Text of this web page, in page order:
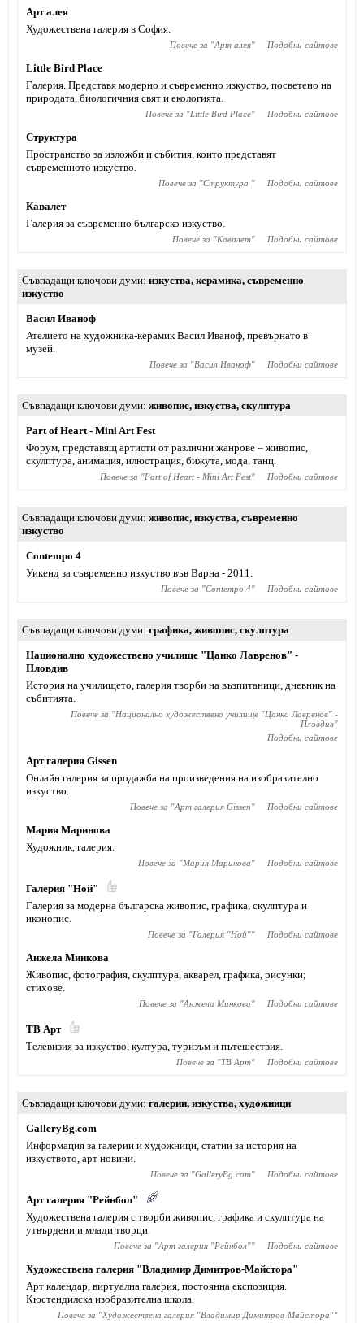
Арт алея
Художествена галерия в София.
Повече за "Арт алея" Подобни сайтове
Little Bird Place
Галерия. Представя модерно и съвременно изкуство, посветено на
природата, биологичния свят и екологията.
Повече за "Little Bird Place" Подобни сайтове
Структура
Пространство за изложби и събития, които представят
съвременното изкуство.
Повече за "Структура " Подобни сайтове
Кавалет
Галерия за съвременно българско изкуство.
Повече за "Кавалет" Подобни сайтове
Съвпадащи ключови думи изкуства, керамика, съвременно
изкуство
Васил Иваноф
Ателието на художника-керамик Васил Иваноф, превърнато в
музей.
Повече за "Васил Иваноф" Подобни сайтове
Съвпадащи ключови думи живопис, изкуства, скулптура
Part of Heart - Mini Art Fest
Форум, представящ артисти от различни жанрове – живопис,
скулптура, анимация, илюстрация, бижута, мода, танц.
Повече за "Part of Heart - Mini Art Fest" Подобни сайтове
Съвпадащи ключови думи живопис, изкуства, съвременно
изкуство
Contempo 4
Уикенд за съвременно изкуство във Варна - 2011.
Повече за "Contempo 4" Подобни сайтове
Съвпадащи ключови думи графика, живопис, скулптура
Национално художествено училище "Цанко Лавренов" -
Пловдив
История на училището, галерия творби на възпитаници, дневник на
събитията.
Повече за "Национално художествено училище "Цанко Лавренов" -
Пловдив"
Подобни сайтове
Арт галерия Gissen
Онлайн галерия за продажба на произведения на изобразително
изкуство.
Повече за "Арт галерия Gissen" Подобни сайтове
Мария Маринова
Художник, галерия.
Повече за "Мария Маринова" Подобни сайтове
Галерия "Ной"
Галерия за модерна българска живопис, графика, скулптура и
иконопис.
Повече за "Галерия "Ной"" Подобни сайтове
Анжела Минкова
Живопис, фотография, скулптура, акварел, графика, рисунки;
стихове.
Повече за "Анжела Минкова" Подобни сайтове
ТВ Арт
Телевизия за изкуство, култура, туризъм и пътешествия.
Повече за "ТВ Арт" Подобни сайтове
Съвпадащи ключови думи галерии, изкуства, художници
GalleryBg.com
Информация за галерии и художници, статии за история на
изкуството, арт новини.
Повече за "GalleryBg.com" Подобни сайтове
Арт галерия "Рейнбол"
Художествена галерия с творби живопис, графика и скулптура на
утвърдени и млади творци.
Повече за "Арт галерия "Рейнбол"" Подобни сайтове
Художествена галерия "Владимир Димитров-Майстора"
Арт календар, виртуална галерия, постоянна експозиция.
Кюстендилска изобразителна школа.
Повече за "Художествена галерия "Владимир Димитров-Майстора""